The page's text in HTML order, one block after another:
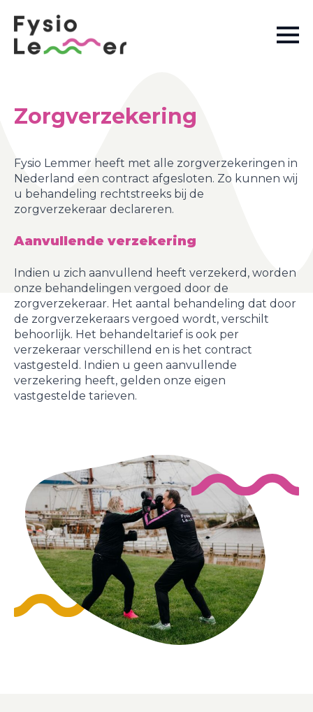
Zorgverzekering
Fysio Lemmer heeft met alle zorgverzekeringen in
Nederland een contract afgesloten. Zo kunnen wij
u behandeling rechtstreeks bij de
zorgverzekeraar declareren.
Aanvullende verzekering
Indien u zich aanvullend heeft verzekerd, worden
onze behandelingen vergoed door de
zorgverzekeraar. Het aantal behandeling dat door
de zorgverzekeraars vergoed wordt, verschilt
behoorlijk. Het behandeltarief is ook per
verzekeraar verschillend en is het contract
vastgesteld. Indien u geen aanvullende
verzekering heeft, gelden onze eigen
vastgestelde tarieven.